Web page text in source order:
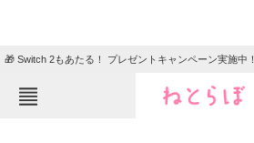
🎁 Switch 2もあたる！ プレゼントキャンペーン実施中！